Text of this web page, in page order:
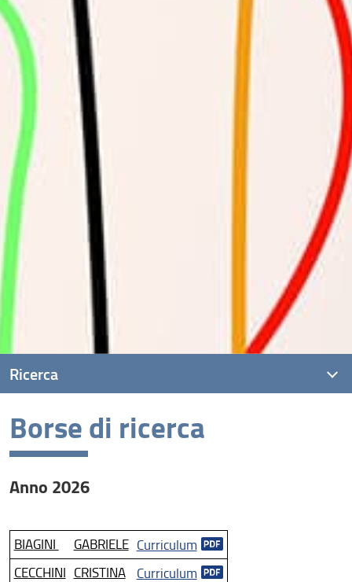
Borse di ricerca
Anno 2026
BIAGINI GABRIELE Curriculum
CECCHINI CRISTINA Curriculum
Ricerca
Presentazione
Bandi e scadenze
Unità di ricerca
Laboratori